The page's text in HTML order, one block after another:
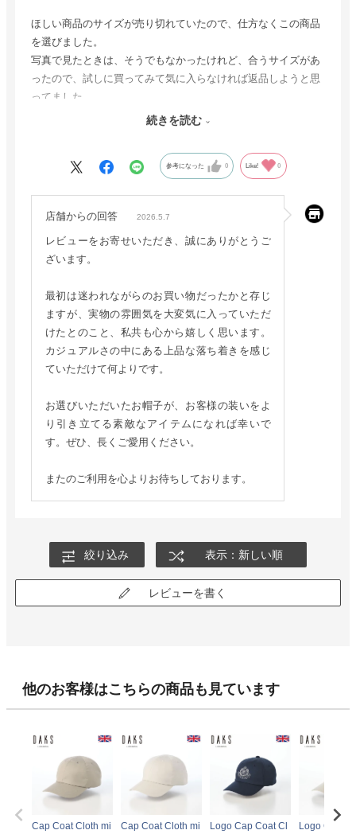
ほしい商品のサイズが売り切れていたので、仕方なくこの商品
を選びました。
写真で見たときは、そうでもなかったけれど、合うサイズがあ
ったので、試しに買ってみて気に入らなければ返品しようと思
ってました。
しかし、いざ届いてみると、カジュアルですが、上品で落ち着
続きを読む
参考になった 0 Like! 0
店舗からの回答 2026.5.7
レビューをお寄せいただき、誠にありがとうご
ざいます。
最初は迷われながらのお買い物だったかと存じ
ますが、実物の雰囲気を大変気に入っていただ
けたとのこと、私共も心から嬉しく思います。
カジュアルさの中にある上品な落ち着きを感じ
ていただけて何よりです。
お選びいただいたお帽子が、お客様の装いをよ
り引き立てる素敵なアイテムになれば幸いで
す。ぜひ、長くご愛用ください。
またのご利用を心よりお待ちしております。
絞り込み 表示：新しい順
レビューを書く
他のお客様はこちらの商品も見ています
Cap Coat Cloth mi
Cap Coat Cloth mi
Logo Cap Coat Cl
Logo Cap